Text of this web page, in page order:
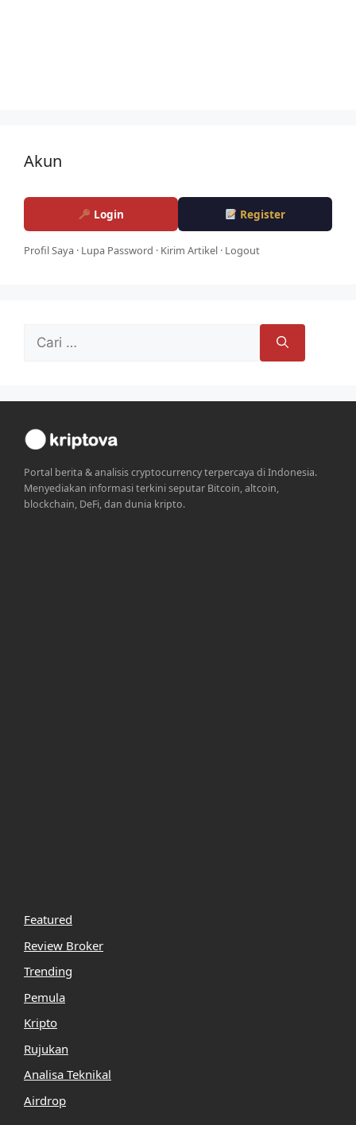
Akun
Login Register
Profil Saya · Lupa Password · Kirim Artikel · Logout
untuk:
Portal berita & analisis cryptocurrency terpercaya di Indonesia.
Menyediakan informasi terkini seputar Bitcoin, altcoin,
blockchain, DeFi, dan dunia kripto.
Featured
Review Broker
Trending
Pemula
Kripto
Rujukan
Analisa Teknikal
Airdrop